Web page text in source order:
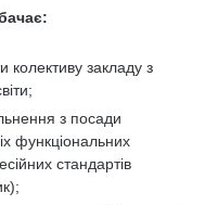
колективу закладу з
з посади
функціональних
стандартів